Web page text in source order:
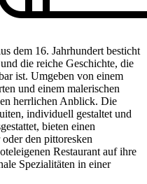
dem 16. Jahrhundert besticht
die reiche Geschichte, die
ist. Umgeben von einem
und einem malerischen
herrlichen Anblick. Die
individuell gestaltet und
bieten einen
den pittoresken
Restaurant auf ihre
Spezialitäten in einer